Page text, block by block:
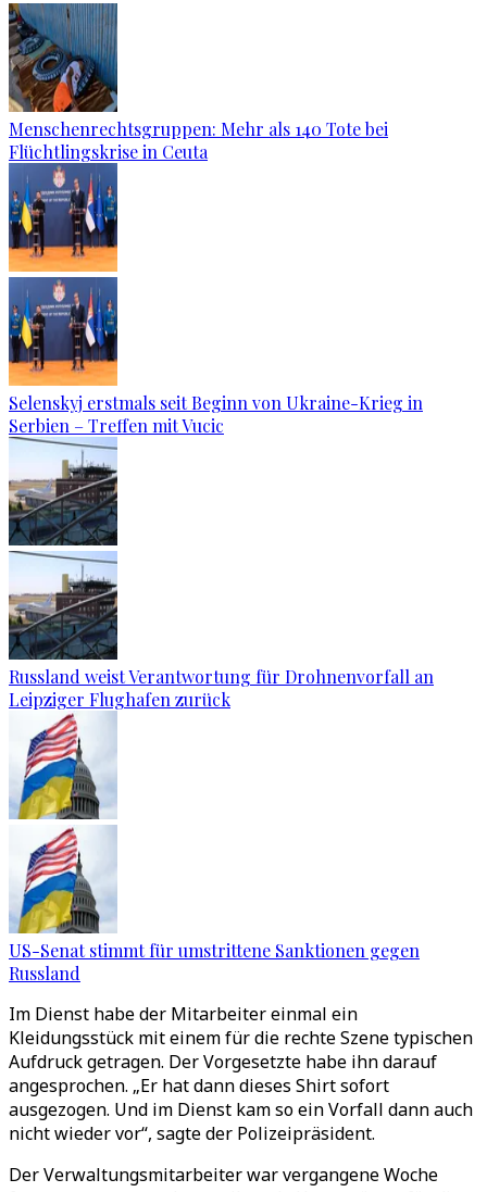
Menschenrechtsgruppen: Mehr als 140 Tote bei
Flüchtlingskrise in Ceuta
Selenskyj erstmals seit Beginn von Ukraine-Krieg in
Serbien – Treffen mit Vucic
Russland weist Verantwortung für Drohnenvorfall an
Leipziger Flughafen zurück
US-Senat stimmt für umstrittene Sanktionen gegen
Russland
Im Dienst habe der Mitarbeiter einmal ein
Kleidungsstück mit einem für die rechte Szene typischen
Aufdruck getragen. Der Vorgesetzte habe ihn darauf
angesprochen. „Er hat dann dieses Shirt sofort
ausgezogen. Und im Dienst kam so ein Vorfall dann auch
nicht wieder vor“, sagte der Polizeipräsident.
Der Verwaltungsmitarbeiter war vergangene Woche